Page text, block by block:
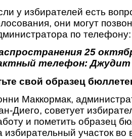
у избирателей есть
они могут
по
25
телефон: Джудит
свой образец
Маккормак,
Диего, советует
и пометить образец
избирательный участок во